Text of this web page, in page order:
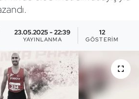
23.05.2025 - 22:39
YAYINLANMA
12
GÖSTERIM